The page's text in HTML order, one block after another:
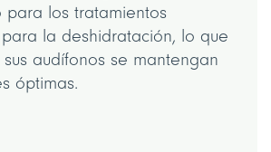
para los tratamientos
la deshidratación, lo que
audífonos se mantengan
óptimas.